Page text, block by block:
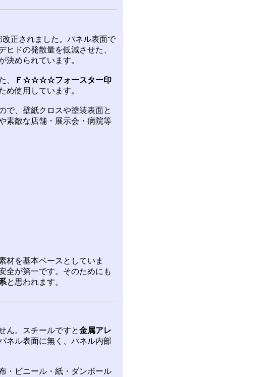
改正されました。パネル表面で
ドの発散量を低減させた、
められています。
、 Ｆ☆☆☆☆フォースター印
め使用しています。
で、壁紙クロスや塗装表面と
素敵な店舗・展示会・病院等
材を基本ベースとしていま
全が第一です。そのためにも
と思われます。
ん。スチールですと金属アレ
ネル表面に無く、パネル内部
・ビニール・紙・ダンボール